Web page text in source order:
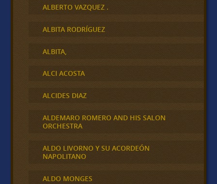
ALBERTO VAZQUEZ .
ALBITA RODRÍGUEZ
ALBITA,
ALCI ACOSTA
ALCIDES DIAZ
ALDEMARO ROMERO AND HIS SALON
ORCHESTRA
ALDO LIVORNO Y SU ACORDEÓN
NAPOLITANO
ALDO MONGES